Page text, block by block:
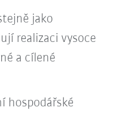
jako
realizaci vysoce
a cílené
hospodářské